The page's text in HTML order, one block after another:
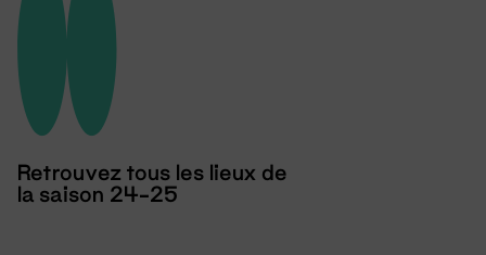
Retrouvez tous les lieux de
la saison 24-25